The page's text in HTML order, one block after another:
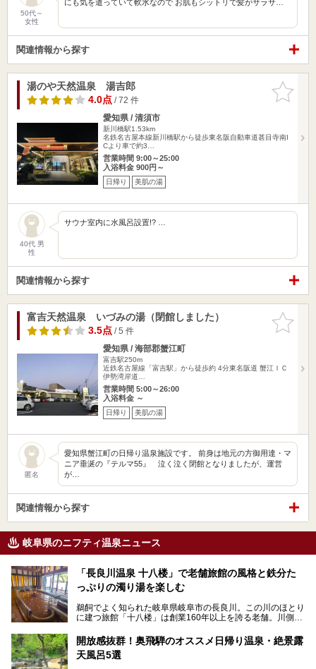
50代～
女性
にも気を遣っていて軟水なので お肌もシットリで髪がサラサ…
関連情報から探す
お気に入
りに追加
湯のや天然温泉 湯吉郎
4.0点/ 72 件
愛知県 / 清須市
新川橋駅1.53km
名鉄名古屋本線新川橋駅から徒歩東名阪自動車道甚目寺南I
Cより車で約3…
営業時間 9:00～25:00
入浴料金 900円～
日帰り 美肌の湯
40代 男
性
サウナ室内に水風呂設置!? …
関連情報から探す
お気に入
りに追加
富吉天然温泉 いづみの湯（閉館しました）
3.5点/ 5 件
愛知県 / 海部郡蟹江町
富吉駅250m
近鉄名古屋線「富吉駅」から徒歩約 4分東名阪道 蟹江ＩＣ
伊勢湾岸道…
営業時間 5:00～26:00
入浴料金 ～
日帰り 美肌の湯
匿名
愛知県蟹江町の日帰り温泉施設です。 前身は地元の方御用達・マ
ニア垂涎の『テルマ55』 泣く泣く閉館となりましたが、運営
が…
関連情報から探す
岐阜県のニフティ温泉ニュース
「長良川温泉 十八楼」で老舗旅館の風格と鉄分た
っぷりの濁り湯を楽しむ
鵜飼でよく知られた岐阜県岐阜市の長良川。この川のほとり
に建つ旅館「十八楼」は創業160年以上を誇る老舗。川側の
濁り湯で、地産地消にこだわった食事も定評があります。
そして大浴場は日帰り入浴もできるんですよ。泊まりでも日
開放感抜群！奥飛騨のオススメ日帰り温泉・絶景露
天風呂5選